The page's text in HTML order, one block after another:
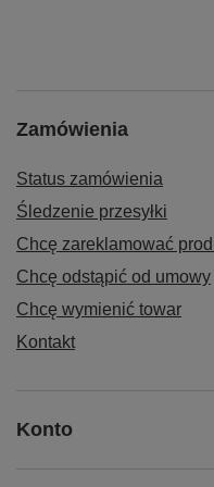
Zamówienia
Status zamówienia
Śledzenie przesyłki
Chcę zareklamować
Chcę odstąpić od umowy
Chcę wymienić towar
Kontakt
Konto